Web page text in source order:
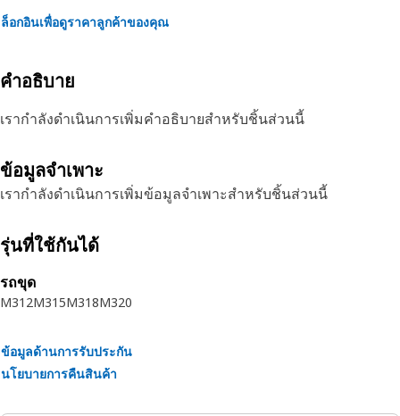
ล็อกอินเพื่อดูราคาลูกค้าของคุณ
คำอธิบาย
เรากำลังดำเนินการเพิ่มคำอธิบายสำหรับชิ้นส่วนนี้
ข้อมูลจำเพาะ
เรากำลังดำเนินการเพิ่มข้อมูลจำเพาะสำหรับชิ้นส่วนนี้
รุ่นที่ใช้กันได้
รถขุด
M312M315M318M320
ข้อมูลด้านการรับประกัน
นโยบายการคืนสินค้า